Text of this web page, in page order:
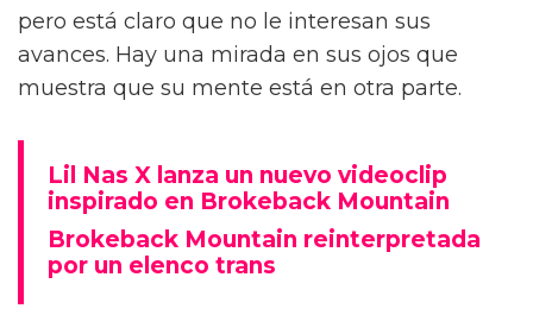
pero está claro que no le interesan sus
avances. Hay una mirada en sus ojos que
muestra que su mente está en otra parte.
Lil Nas X lanza un nuevo videoclip
inspirado en Brokeback Mountain
Brokeback Mountain reinterpretada
por un elenco trans